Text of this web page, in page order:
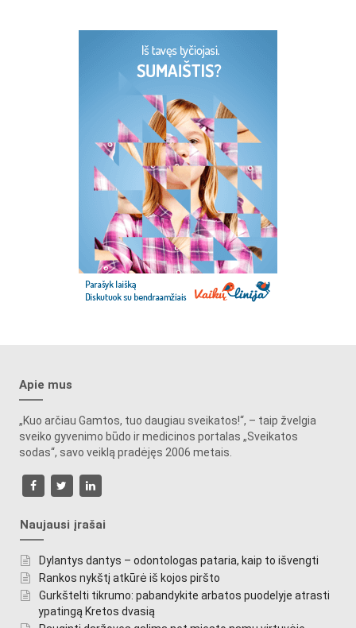
Apie mus
„Kuo arčiau Gamtos, tuo daugiau sveikatos!“, – taip žvelgia
sveiko gyvenimo būdo ir medicinos portalas „Sveikatos
sodas“, savo veiklą pradėjęs 2006 metais.
Naujausi įrašai
Dylantys dantys – odontologas pataria, kaip to išvengti
Rankos nykštį atkūrė iš kojos piršto
Gurkštelti tikrumo: pabandykite arbatos puodelyje atrasti
ypatingą Kretos dvasią